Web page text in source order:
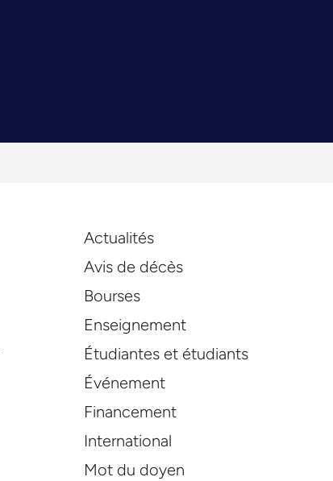
Actualités
Avis de décès
Bourses
Enseignement
Étudiantes et étudiants
Événement
Financement
International
Mot du doyen